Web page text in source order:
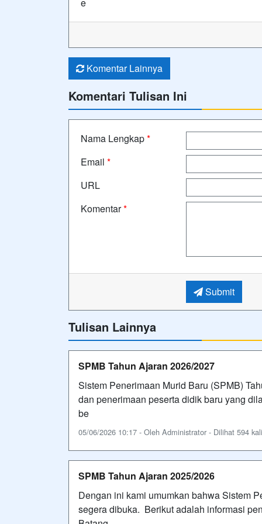
Komentar Lainnya
Komentari Tulisan Ini
Nama Lengkap*
Email *
URL
Komentar*
Submit
Tulisan Lainnya
SPMB Tahun Ajaran 2026/2027
Sistem Penerimaan Murid Baru (SPMB)
dan penerimaan peserta didik baru yang
be
05/06/2026 10:17 - Oleh Administrator - Dilihat 594 kali
SPMB Tahun Ajaran 2025/2026
Dengan ini kami umumkan bahwa Sistem
segera dibuka. Berikut adalah informasi